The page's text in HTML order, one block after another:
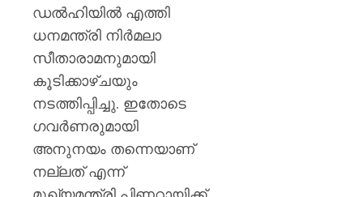
ഡല്‍ഹിയില്‍ എത്തി
ധനമന്ത്രി നിര്‍മലാ
സീതാരാമനുമായി
കൂടിക്കാഴ്ചയും
നടത്തിപ്പിച്ചു. ഇതോടെ
ഗവര്‍ണരുമായി
അനുനയം തന്നെയാണ്
നല്ലത് എന്ന്